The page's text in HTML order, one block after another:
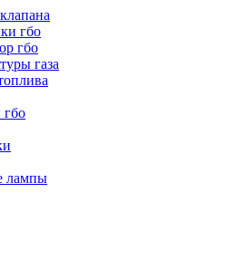
гбо
гбо
газа
гбо
лампы